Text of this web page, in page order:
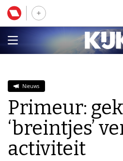
Nieuws
Primeur:
‘breintjes’
activiteit